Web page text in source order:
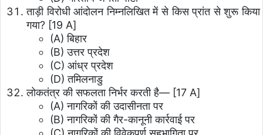
ताड़ी विरोधी आंदोलन निम्नलिखित में से किस प्रांत से शुरू किया
गया? [19 A]
(A) बिहार
(B) उत्तर प्रदेश
(C) आंध्र प्रदेश
(D) तमिलनाडु
लोकतंत्र की सफलता निर्भर करती है— [17 A]
(A) नागरिकों की उदासीनता पर
(B) नागरिकों की गैर-कानूनी कार्रवाई पर